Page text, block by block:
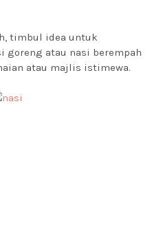
timbul idea untuk
goreng atau nasi berempah
atau majlis istimewa.